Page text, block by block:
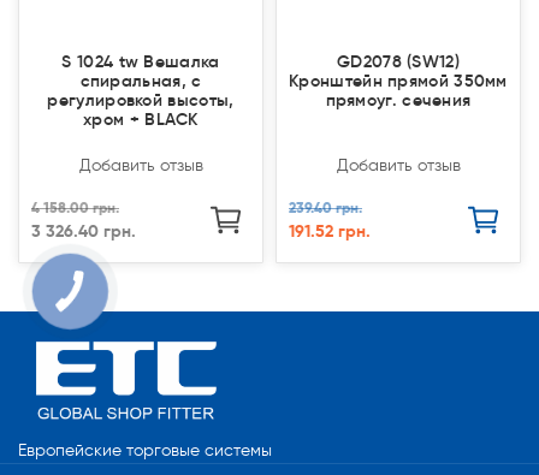
S 1024 tw Вешалка
спиральная, с
регулировкой высоты,
хром + BLACK
Добавить отзыв
4 158.00 грн.
3 326.40 грн.
GD2078 (SW12)
Кронштейн прямой 350мм
прямоуг. сечения
Добавить отзыв
239.40 грн.
191.52 грн.
Европейские торговые системы